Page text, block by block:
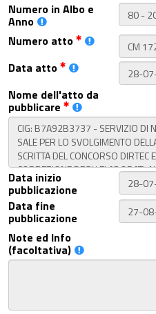
Numero in Albo e
Anno
Numero atto
Data atto
Nome dell'atto da
pubblicare
Data inizio
pubblicazione
Data fine
pubblicazione
Note ed Info
(facoltativa)